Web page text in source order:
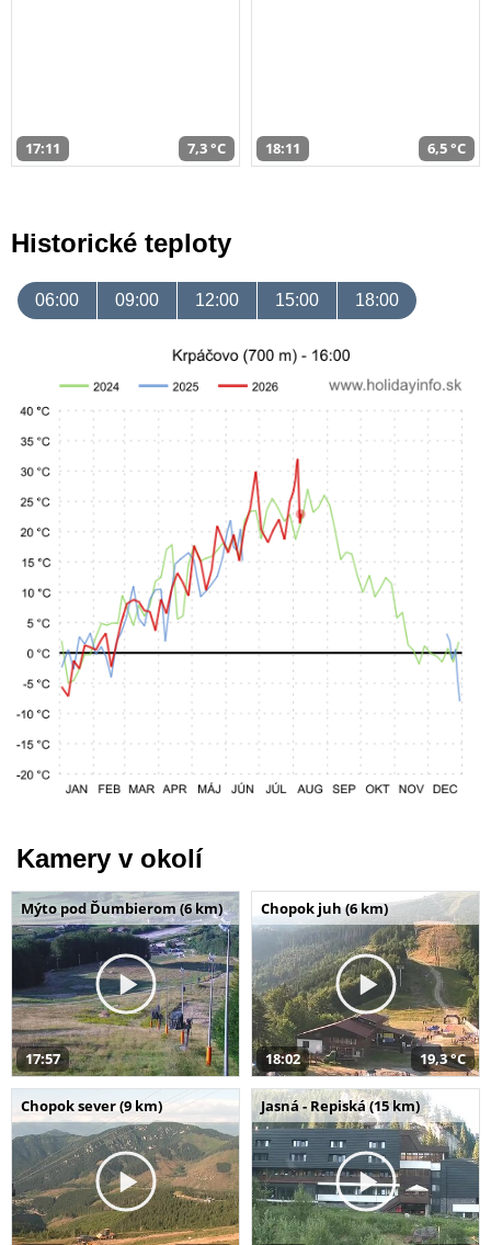
17:11 7,3 °C 18:11 6,5 °C
Historické teploty
06:00 09:00 12:00 15:00 18:00
Kamery v okolí
Mýto pod Ďumbierom (6 km)
17:57
Chopok juh (6 km)
18:02 19,3 °C
Chopok sever (9 km) Jasná - Repiská (15 km)